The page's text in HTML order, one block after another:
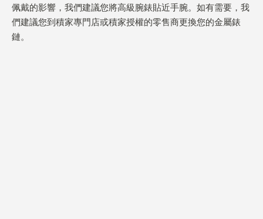
佩戴的影響，我們建議您將高級腕錶貼近手腕。如有需要，我
們建議您到積家專門店或積家授權的零售商更換您的金屬錶
鏈。